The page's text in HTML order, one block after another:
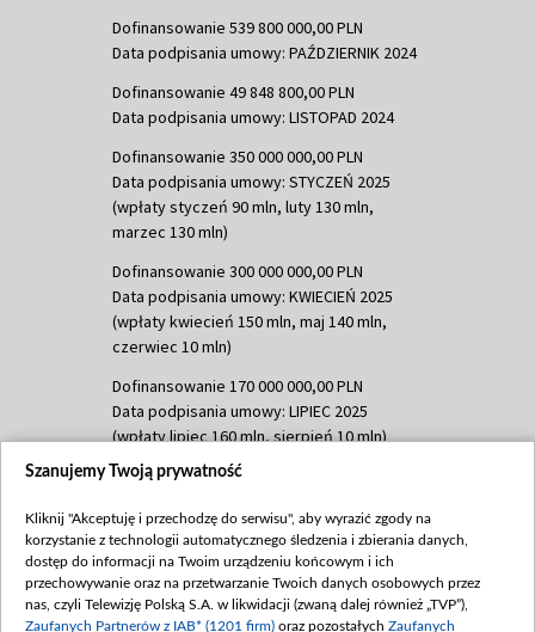
Dofinansowanie 539 800 000,00 PLN
Data podpisania umowy: PAŹDZIERNIK 2024
Dofinansowanie 49 848 800,00 PLN
Data podpisania umowy: LISTOPAD 2024
Dofinansowanie 350 000 000,00 PLN
Data podpisania umowy: STYCZEŃ 2025
(wpłaty styczeń 90 mln, luty 130 mln,
marzec 130 mln)
Dofinansowanie 300 000 000,00 PLN
Data podpisania umowy: KWIECIEŃ 2025
(wpłaty kwiecień 150 mln, maj 140 mln,
czerwiec 10 mln)
Dofinansowanie 170 000 000,00 PLN
Data podpisania umowy: LIPIEC 2025
(wpłaty lipiec 160 mln, sierpień 10 mln)
Dofinansowanie 60 000 000,00 PLN
(wpłata wrzesień 60 mln)
Dofinansowanie 635 783 051,21 PLN
Data podpisania umowy: WRZESIEŃ 2025
(wpłata wrzesień 100 mln, październik 350
Szanujemy Twoją prywatność
Kliknij "Akceptuję i przechodzę do serwisu", aby wyrazić zgody na
korzystanie z technologii automatycznego śledzenia i zbierania danych,
dostęp do informacji na Twoim urządzeniu końcowym i ich
przechowywanie oraz na przetwarzanie Twoich danych osobowych przez
nas, czyli Telewizję Polską S.A. w likwidacji (zwaną dalej również „TVP”),
Zaufanych Partnerów z IAB* (1201 firm) oraz pozostałych Zaufanych